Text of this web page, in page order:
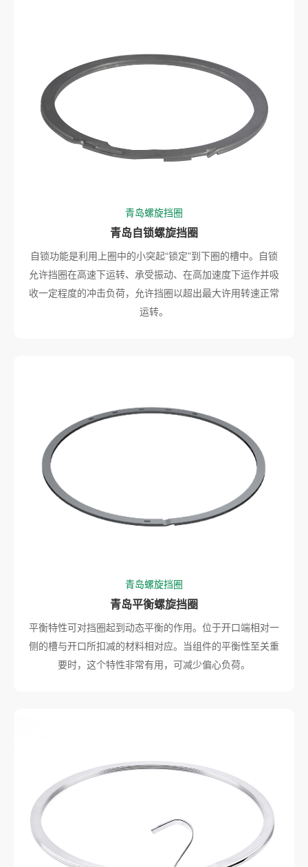
青岛螺旋挡圈
青岛自锁螺旋挡圈
自锁功能是利用上圈中的小突起“锁定”到下圈的槽中。自锁
允许挡圈在高速下运转、承受振动、在高加速度下运作并吸
收一定程度的冲击负荷，允许挡圈以超出最大许用转速正常
运转。
青岛螺旋挡圈
青岛平衡螺旋挡圈
平衡特性可对挡圈起到动态平衡的作用。位于开口端相对一
侧的槽与开口所扣减的材料相对应。当组件的平衡性至关重
要时，这个特性非常有用，可减少偏心负荷。